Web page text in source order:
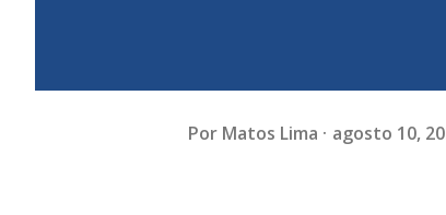
Por Matos Lima agosto 10,